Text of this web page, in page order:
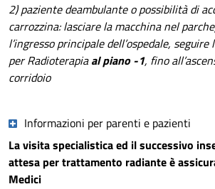
2) paziente deambulante o possibilità di
carrozzina: lasciare la macchina nel
l’ingresso principale dell’ospedale,
per Radioterapiaal piano -1, fino
corridoio
Informazioni per parenti e pazienti
La visita specialistica ed il successivo
attesa per trattamento radiante è
Medici